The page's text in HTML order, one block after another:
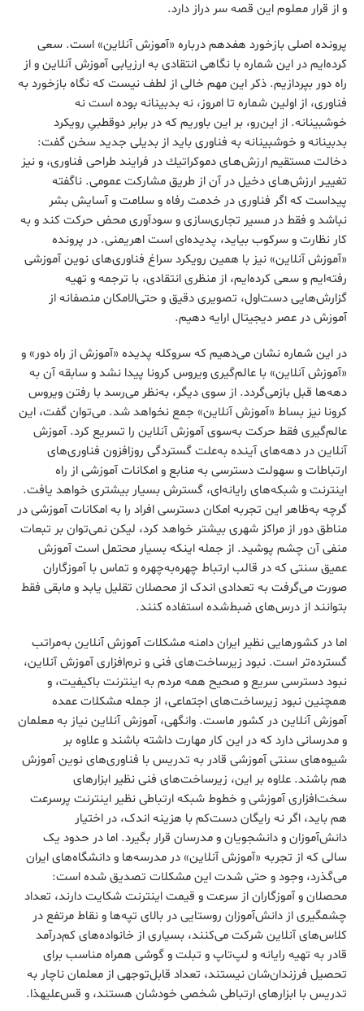
و از قرار معلوم این قصه سر دراز دارد.
پرونده اصلی بازخورد هفدهم درباره «آموزش آنلاین» است. سعی
کرده‌ایم در این شماره با نگاهی انتقادی به ارزیابی آموزش آنلاین و از
راه دور بپردازیم. ذکر این مهم خالی از لطف نیست که نگاه بازخورد به
فناوری، از اولین شماره تا امروز، نه بدبینانه بوده است نه
خوشبینانه. از این‌رو، بر این باوریم که در برابر دوقطبیِ رویکرد
بدبینانه و خوشبینانه به فناوری باید از بدیلی جدید سخن گفت:
دخالت مستقیم ارزش‌هـای دموکراتيك در فرایند طراحی فناوری، و نیز
تغييـر ارزش‌هـای دخيل در آن از طریق مشاركت عمومی. ناگفته
پیداست که اگر فناوری در خدمت رفاه و سلامت و آسایش بشر
نباشد و فقط در مسیر تجاری‌سازی و سودآوری محض حرکت کند و به
کار نظارت و سرکوب بیاید، پدیده‌ای است اهریمنی. در پرونده
«آموزش آنلاین» نیز با همین رویکرد سراغ فناوری‌های نوین آموزشی
رفته‌ایم و سعی کرده‌ایم، از منظری انتقادی، با ترجمه و تهیه
گزارش‌هایی دست‌اول، تصویری دقیق و حتی‌الامکان منصفانه از
آموزش در عصر دیجیتال ارایه دهیم.
در این شماره نشان می‌دهیم که سروکله پدیده «آموزش از راه دور» و
«آموزش آنلاین» با عالم‌گیری ویروس کرونا پیدا نشد و سابقه آن به
دهه‌ها قبل بازمی‌گردد. از سوی دیگر، به‌نظر می‌رسد با رفتن ویروس
کرونا نیز بساط «آموزش آنلاین» جمع نخواهد شد. می‌توان گفت، این
عالم‌گیری فقط حرکت به‌سوی آموزش آنلاین را تسریع کرد. آموزش
آنلاین در دهه‌های آینده به‌علت گستردگی روز‌افزون فناوری‌های
ارتباطات و سهولت دسترسی به منابع و امکانات آموزشی از راه
اینترنت و شبکه‌های رایانه‌ای، گسترش بسیار بیشتری خواهد یافت.
گرچه به‌ظاهر این تجربه امکان دسترسی افراد را به امکانات آموزشی در
مناطق دور از مراکز شهری بیشتر خواهد کرد، لیکن نمی‌توان بر تبعات
منفی آن چشم پوشید. از جمله اینکه بسیار محتمل است آموزش
عمیق سنتی که در قالب ارتباط چهره‌به‌چهره و تماس با آموزگاران
صورت می‌گرفت به تعدادی اندک از محصلان تقلیل یابد و مابقی فقط
بتوانند از درس‌های ضبط‌شده استفاده کنند.
اما در کشورهایی نظیر ایران دامنه مشکلات آموزش آنلاین به‌مراتب
گسترده‌‌تر است. نبود زیرساخت‌های فنی و نرم‌افزاری آموزش آنلاین،
نبود دسترسی سریع و صحیح همه مردم به اینترنت باکیفیت، و
همچنین نبود زیرساخت‌‌های اجتماعی، از جمله مشکلات عمده
آموزش آنلاین در کشور ماست. وانگهی، آموزش آنلاین نیاز به معلمان
و مدرسانی دارد که در این کار مهارت داشته باشند و علاوه بر
شیوه‌های سنتی آموزشی قادر به تدریس با فناوری‌های نوین آموزش
هم باشند. ‌علاوه بر این، زیرساخت‌های فنی نظیر ابزارهای
سخت‌افزاری آموزشی و خطوط شبکه ارتباطی نظیر اینترنت پرسرعت
هم باید، اگر نه رایگان دست‌کم با هزینه اندک، در اختیار
دانش‌آموزان و دانشجویان و مدرسان قرار بگیرد. اما در حدود یک
سالی که از تجربه «آموزش آنلاین» در مدرسه‌ها و دانشگاه‌های ایران
می‌گذرد، وجود و حتی شدت این مشکلات تصدیق شده است:
محصلان و آموزگاران از سرعت و قیمت اینترنت شکایت دارند، تعداد
چشمگیری از دانش‌آموزان روستایی در بالای تپه‌ها و نقاط مرتفع در
کلاس‌های آنلاین شرکت می‌کنند، بسیاری از خانواده‌های کم‌درآمد
قادر به تهیه رایانه و لپ‌تاپ و تبلت و گوشی همراه مناسب برای
تحصیل فرزندان‌شان نیستند، تعداد قابل‌توجهی از معلمان ناچار به
تدریس با ابزارهای ارتباطی شخصی خودشان هستند، و قس‌علیهذا.